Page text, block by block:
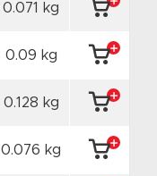
0.071 kg
0.09 kg
0.128 kg
0.076 kg